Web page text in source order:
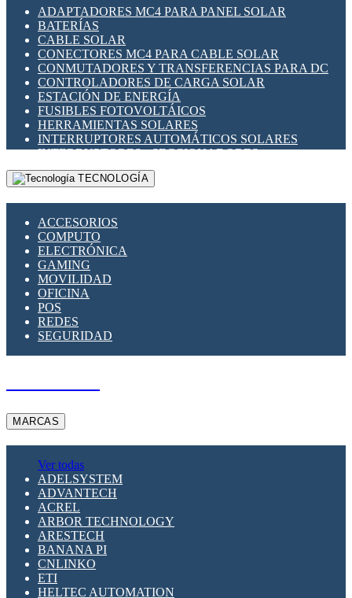
ADAPTADORES MC4 PARA PANEL SOLAR
BATERÍAS
CABLE SOLAR
CONECTORES MC4 PARA CABLE SOLAR
CONMUTADORES Y TRANSFERENCIAS PARA DC
CONTROLADORES DE CARGA SOLAR
ESTACIÓN DE ENERGÍA
FUSIBLES FOTOVOLTÁICOS
HERRAMIENTAS SOLARES
INTERRUPTORES AUTOMÁTICOS SOLARES
INTERRUPTORES - SECCIONADORES
FOTOVOLTÁICOS
MONTAJE PANEL SOLAR
SUPRESOR DE TRANSIENTES SPDS PARA
APLICACIONES FOTOVOLTAICAS
TECNOLOGÍA
ACCESORIOS
COMPUTO
ELECTRÓNICA
GAMING
MOVILIDAD
OFICINA
POS
REDES
SEGURIDAD
MARCAS
Ver todas
ADELSYSTEM
ADVANTECH
ACREL
ARBOR TECHNOLOGY
ARESTECH
BANANA PI
CNLINKO
ETI
HELTEC AUTOMATION